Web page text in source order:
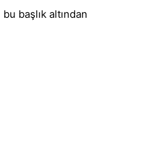
başlık altından